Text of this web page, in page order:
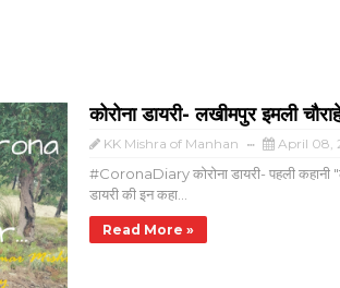
कोरोना डायरी- लखीमपुर इमली
KK Mishra of Manhan April 08,
#CoronaDiary कोरोना डायरी- पहली कहानी
डायरी की इन कहा...
Read More »